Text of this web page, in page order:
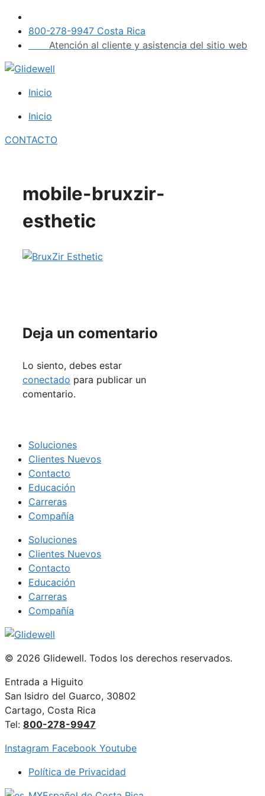
Saltar
contenido
800-278-9947 Costa Rica
Atención al cliente y asistencia del sitio web
Inicio
Inicio
CONTACTO
mobile-bruxzir-
esthetic
Deja un comentario
Lo siento, debes estar
conectado para publicar un
comentario.
Soluciones
Clientes Nuevos
Contacto
Educación
Carreras
Compañía
Soluciones
Clientes Nuevos
Contacto
Educación
Carreras
Compañía
© 2026 Glidewell. Todos los derechos reservados.
Entrada a Higuito
San Isidro del Guarco, 30802
Cartago, Costa Rica
Tel: 800-278-9947
Instagram Facebook Youtube
Política de Privacidad